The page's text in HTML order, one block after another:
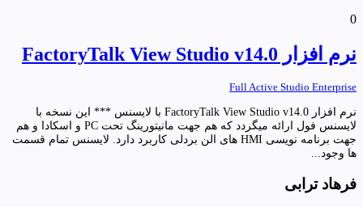
0
نرم افزار FactoryTalk View Studio v14.0
Full Active Studio Enterprise
نرم افزار FactoryTalk View Studio v14.0 با لایسنس *** این نسخه با
لایسنس فول ارائه میگردد که هم جهت مانیتورینگ تحت PC و اسکادا و هم
جهت برنامه نویسی HMI های الن بردلی کاربرد دارد. لایسنس تمام قسمت
ها وجود...
فرهاد ترابی